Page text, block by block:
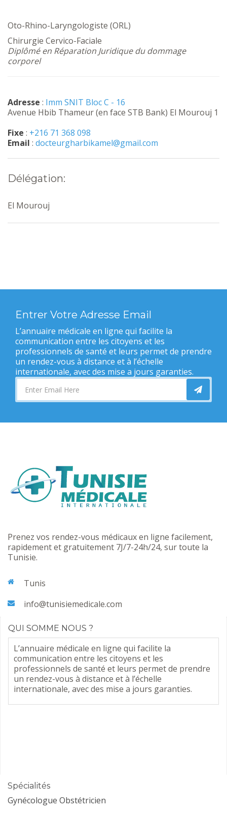
Oto-Rhino-Laryngologiste (ORL)
Chirurgie Cervico-Faciale
Diplômé en Réparation Juridique du dommage
corporel
Adresse : Imm SNIT Bloc C - 16
Avenue Hbib Thameur (en face STB Bank) El Mourouj 1
Fixe : +216 71 368 098
Email : docteurgharbikamel@gmail.com
Délégation:
El Mourouj
Entrer Votre Adresse Email
L’annuaire médicale en ligne qui facilite la
communication entre les citoyens et les
professionnels de santé et leurs permet de prendre
un rendez-vous à distance et à l’échelle
internationale, avec des mise a jours garanties.
Prenez vos rendez-vous médicaux en ligne facilement,
rapidement et gratuitement 7J/7-24h/24, sur toute la
Tunisie.
Tunis
info@tunisiemedicale.com
QUI SOMME NOUS ?
L’annuaire médicale en ligne qui facilite la
communication entre les citoyens et les
professionnels de santé et leurs permet de prendre
un rendez-vous à distance et à l’échelle
internationale, avec des mise a jours garanties.
Spécialités
Gynécologue Obstétricien